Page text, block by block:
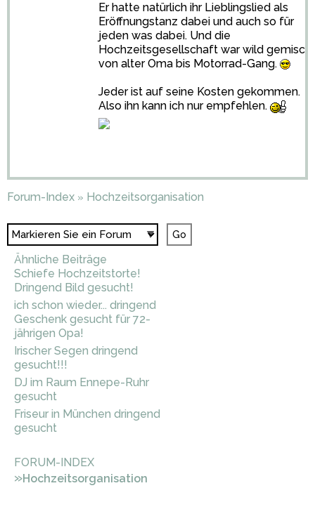
Er hatte natürlich ihr Lieblingslied als
Eröffnungstanz dabei und auch so für
jeden was dabei. Und die
Hochzeitsgesellschaft war wild gemischt
von alter Oma bis Motorrad-Gang.
Jeder ist auf seine Kosten gekommen.
Also ihn kann ich nur empfehlen.
Forum-Index » Hochzeitsorganisation
Ähnliche Beiträge
Schiefe Hochzeitstorte!
Dringend Bild gesucht!
ich schon wieder... dringend
Geschenk gesucht für 72-
jährigen Opa!
Irischer Segen dringend
gesucht!!!
DJ im Raum Ennepe-Ruhr
gesucht
Friseur in München dringend
gesucht
FORUM-INDEX
»Hochzeitsorganisation